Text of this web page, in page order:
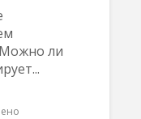
Можно ли